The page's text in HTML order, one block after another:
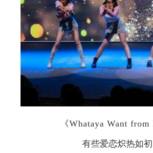
《Whataya Want from
有些爱恋炽热如初